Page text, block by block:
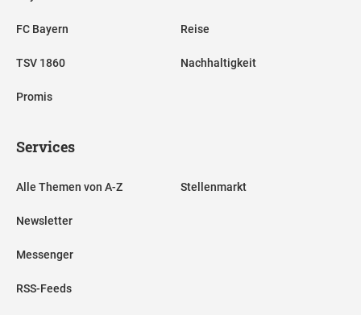
FC Bayern
TSV 1860
Promis
Reise
Nachhaltigkeit
Services
Alle Themen von A-Z
Newsletter
Messenger
RSS-Feeds
Stellenmarkt